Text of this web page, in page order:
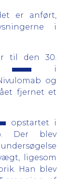
er anført,
i
til den 30.
i
og
fjernet et
opstartet i
Der blev
ligesom
Han blev